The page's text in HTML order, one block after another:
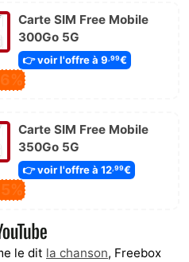
Carte SIM Free Mobile
300Go 5G
👉 voir l'offre à 9 ,99€
Carte SIM Free Mobile
350Go 5G
👉 voir l'offre à 12,99€
le dit la chanson, Freebox